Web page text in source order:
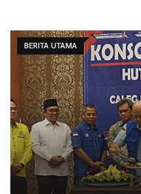
BERITA UTAMA